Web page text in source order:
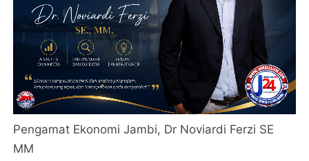
Pengamat Ekonomi Jambi, Dr Noviardi Ferzi SE
MM